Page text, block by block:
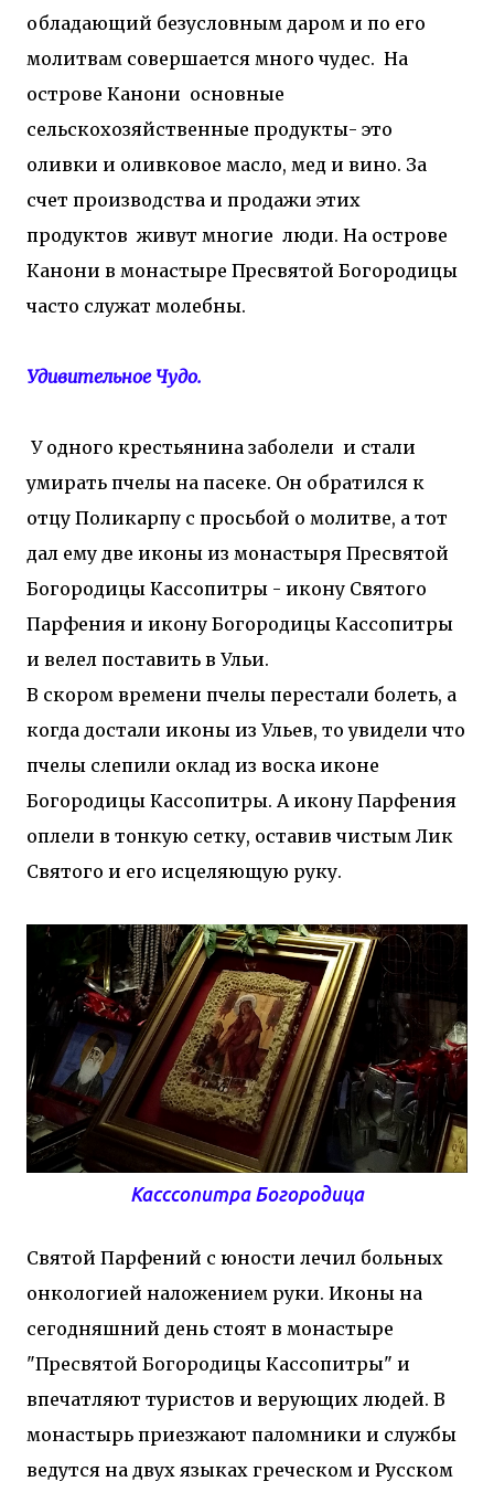
обладающий безусловным даром и по его
молитвам совершается много чудес. На
острове Канони основные
сельскохозяйственные продукты- это
оливки и оливковое масло, мед и вино. За
счет производства и продажи этих
продуктов живут многие люди. На острове
Канони в монастыре Пресвятой Богородицы
часто служат молебны.
Удивительное Чудо.
У одного крестьянина заболели и стали
умирать пчелы на пасеке. Он обратился к
отцу Поликарпу с просьбой о молитве, а тот
дал ему две иконы из монастыря Пресвятой
Богородицы Кассопитры - икону Святого
Парфения и икону Богородицы Кассопитры
и велел поставить в Ульи.
В скором времени пчелы перестали болеть, а
когда достали иконы из Ульев, то увидели что
пчелы слепили оклад из воска иконе
Богородицы Кассопитры. А икону Парфения
оплели в тонкую сетку, оставив чистым Лик
Святого и его исцеляющую руку.
Касссопитра Богородица
Святой Парфений с юности лечил больных
онкологией наложением руки. Иконы на
сегодняшний день стоят в монастыре
"Пресвятой Богородицы Кассопитры" и
впечатляют туристов и верующих людей. В
монастырь приезжают паломники и службы
ведутся на двух языках греческом и Русском